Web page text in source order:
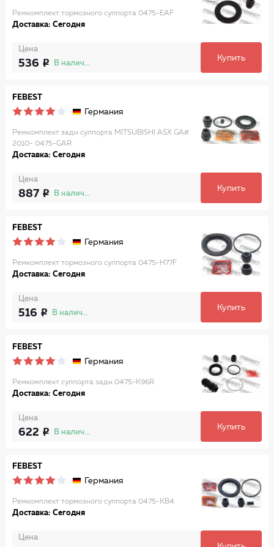
Ремкомплект тормозного суппорта 0475-EAF
Доставка: Сегодня
Цена
536 В наличии
Купить
FEBEST
Германия
Ремкомплект задн суппорта MITSUBISHI ASX GA#
2010- 0475-GAR
Доставка: Сегодня
Цена
887 В наличии
Купить
FEBEST
Германия
Ремкомплект тормозного суппорта 0475-H77F
Доставка: Сегодня
Цена
516 В наличии
Купить
FEBEST
Германия
Ремкомплект суппорта задн 0475-K96R
Доставка: Сегодня
Цена
622 В наличии
Купить
FEBEST
Германия
Ремкомплект тормозного суппорта 0475-KB4
Доставка: Сегодня
Цена